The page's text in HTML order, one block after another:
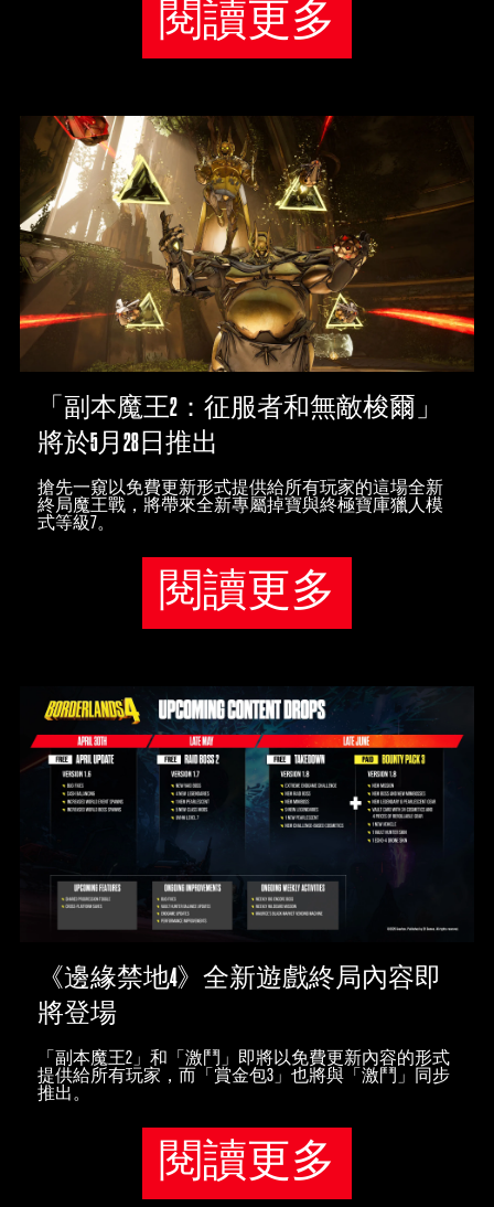
閱讀更多
「副本魔王2：征服者和無敵梭爾」
將於5月28日推出
搶先一窺以免費更新形式提供給所有玩家的這場全新
終局魔王戰，將帶來全新專屬掉寶與終極寶庫獵人模
式等級7。
閱讀更多
《邊緣禁地4》全新遊戲終局內容即
將登場
「副本魔王2」和「激鬥」即將以免費更新內容的形式
提供給所有玩家，而「賞金包3」也將與「激鬥」同步
推出。
閱讀更多